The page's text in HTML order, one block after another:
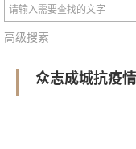
高级搜索
众志成城抗疫